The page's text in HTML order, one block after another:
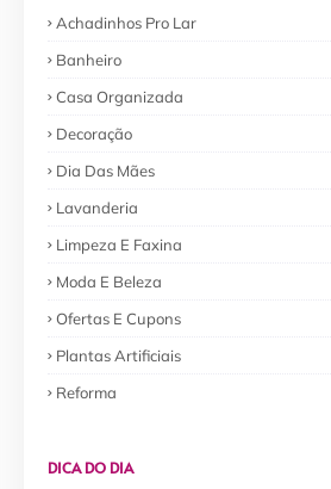
Achadinhos Pro Lar
Banheiro
Casa Organizada
Decoração
Dia Das Mães
Lavanderia
Limpeza E Faxina
Moda E Beleza
Ofertas E Cupons
Plantas Artificiais
Reforma
DICA DO DIA